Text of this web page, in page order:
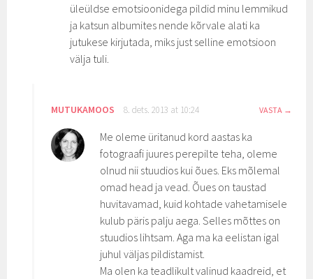
üleüldse emotsioonidega pildid minu lemmikud
ja katsun albumites nende kõrvale alati ka
jutukese kirjutada, miks just selline emotsioon
välja tuli.
MUTUKAMOOS 8. dets. 2013 at 10:24 VASTA
Me oleme üritanud kord aastas ka
fotograafi juures perepilte teha, oleme
olnud nii stuudios kui õues. Eks mõlemal
omad head ja vead. Õues on taustad
huvitavamad, kuid kohtade vahetamisele
kulub päris palju aega. Selles mõttes on
stuudios lihtsam. Aga ma ka eelistan igal
juhul väljas pildistamist.
Ma olen ka teadlikult valinud kaadreid, et